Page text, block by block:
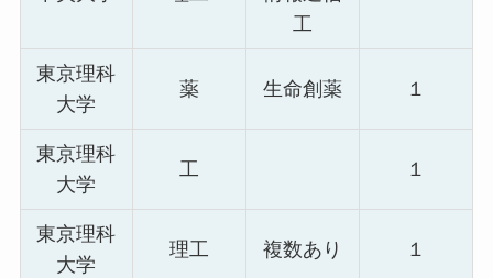
工
東京理科
大学
薬 生命創薬 １
東京理科
大学
工 １
東京理科
大学
理工 複数あり １